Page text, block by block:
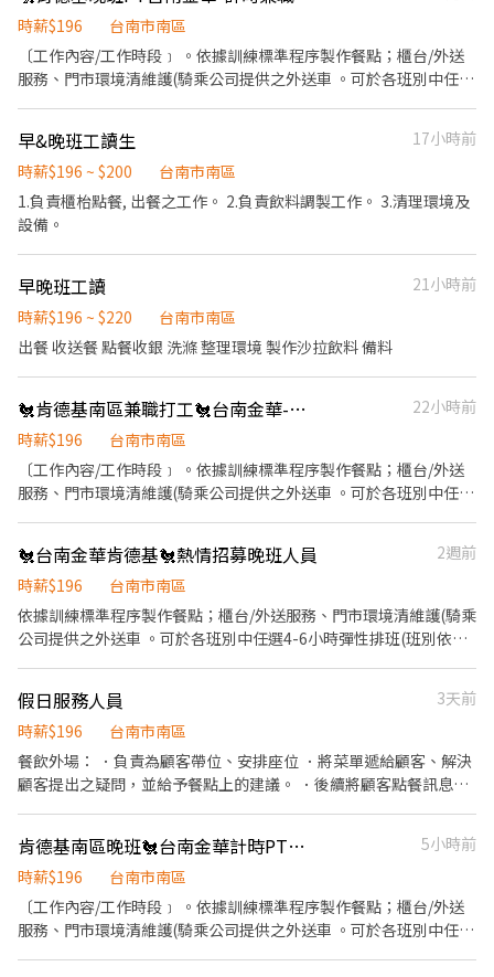
前與烹飪中之準備工作與其他餐廳相關事務。 ．負責洗、剝、削、
切各種食材。 ．負責清理工作環境、設備和餐具。 ．準備不同餐點
所需要的食材。 ．協助測量食材的容量與重量。 ．負責擺盤、打包
時薪$196
台南市南區
〔工作內容/工作時段﹞ 。依據訓練標準程序製作餐點；櫃台/外送
服務、門市環境清維護(騎乘公司提供之外送車 。可於各班別中任選
次越多賺越多~~ ◆ 值班津貼：每小時20元(晉升組長後 ◆ 早、晚班
津貼：23:00-07:00（每小時享有50-80元津貼 ◆ 健檢：任職滿一年
起，公司提供年度健檢照顧你的健康 ◆ 保險：除勞、健、勞退外，
公司更為你投保團保維護你的安全 ◆ 員工用餐折扣：兼職夥伴當日
牌禮卷 讓生日更有溫度 你過節我共歡，重要節慶我們提供你福利禮
券 好好與家人歡慶 你旅遊我贊助，每年職福會提供你旅遊津貼 好好
早&晚班工讀生
17小時前
時薪$196 ~ $200
台南市南區
1.負責櫃枱點餐, 出餐之工作。 2.負責飲料調製工作。 3.清理環境及
設備。
早晚班工讀
21小時前
時薪$196 ~ $220
台南市南區
出餐 收送餐 點餐收銀 洗滌 整理環境 製作沙拉飲料 備料
🐔肯德基南區兼職打工🐔台南金華-計時兼職人員-★彈性周排班★-"$196"-另享外送獎金
22小時前
時薪$196
台南市南區
〔工作內容/工作時段﹞ 。依據訓練標準程序製作餐點；櫃台/外送
服務、門市環境清維護(騎乘公司提供之外送車 。可於各班別中任選
次越多賺越多~~ ◆ 值班津貼：每小時20元(晉升組長後 ◆ 早、晚班
津貼：23:00-07:00（每小時享有50-80元津貼 ◆ 健檢：任職滿一年
起，公司提供年度健檢照顧你的健康 ◆ 保險：除勞、健、勞退外，
公司更為你投保團保維護你的安全 ◆ 員工用餐折扣：兼職夥伴當日
任職滿4小時，即享有85折員購折扣；組長當日任職每四小時享有乙
牌禮卷 讓生日更有溫度 你過節我共歡，重要節慶我們提供你福利禮
券 好好與家人歡慶 你旅遊我贊助，每年職福會提供你旅遊津貼 好好
享受幸福人生 ◎ 詳細工作時間於面試時告知
🐔台南金華肯德基🐔熱情招募晚班人員
2週前
時薪$196
台南市南區
依據訓練標準程序製作餐點；櫃台/外送服務、門市環境清維護(騎乘
公司提供之外送車 。可於各班別中任選4-6小時彈性排班(班別依據
貼：每小時20元(晉升組長後 ◆ 早、晚班津貼：23:00-07:00（每小
時享有50-80元津貼 ◆ 健檢：任職滿一年起，公司提供年度健檢照
顧你的健康 ◆ 保險：除勞、健、勞退外，公司更為你投保團保維護
你的安全 ◆ 員工用餐折扣：兼職夥伴當日任職滿4小時，即享有85
你過節我共歡，重要節慶我們提供你福利禮券 好好與家人歡慶 你旅
遊我贊助，每年職福會提供你旅遊津貼 好好享受幸福人生 ◎ 詳細工
假日服務人員
3天前
時薪$196
台南市南區
餐飲外場： ．負責為顧客帶位、安排座位 ．將菜單遞給顧客、解決
顧客提出之疑問，並給予餐點上的建議。 ．後續將顧客點餐訊息通
肯德基南區晚班🐔台南金華計時PT兼職人員★彈性周排班★時薪$196
5小時前
時薪$196
台南市南區
〔工作內容/工作時段﹞ 。依據訓練標準程序製作餐點；櫃台/外送
服務、門市環境清維護(騎乘公司提供之外送車 。可於各班別中任選